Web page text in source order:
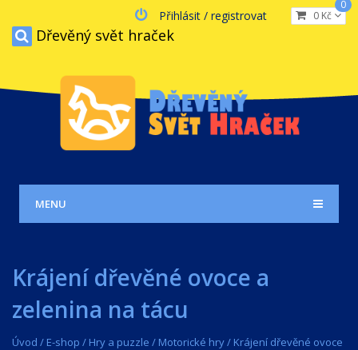
0 Kč
0
Přihlásit / registrovat
Dřevěný svět hraček
MENU
Krájení dřevěné ovoce a
zelenina na tácu
Úvod / E-shop / Hry a puzzle / Motorické hry/ Krájení dřevěné ovoce